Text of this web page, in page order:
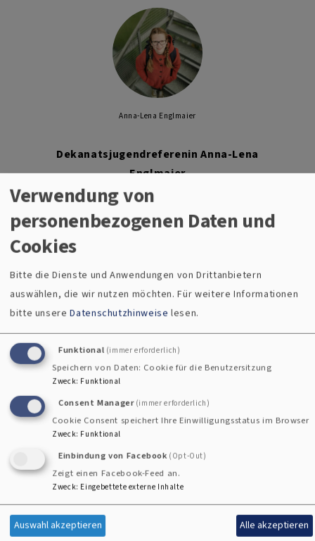
Anna-Lena Englmaier
Dekanatsjugendreferenin Anna-Lena
Englmaier
Evang. Jugendwerk Hof
95028 Hof
anna-lena.englmaier@elkb.de
Termine der EJ in der Region Petrol
Verwendung von
personenbezogenen Daten und
Cookies
Bitte die Dienste und Anwendungen von Drittanbietern
auswählen, die wir nutzen möchten.Für weitere Informationen
bitte unsereDatenschutzhinweise lesen.
Funktional (immer erforderlich)
Speichern von Daten: Cookie für die Benutzersitzung
Zweck: Funktional
Consent Manager (immer erforderlich)
Cookie Consent speichert Ihre Einwilligungsstatus im Browser
Zweck: Funktional
Einbindung von Facebook (Opt-Out)
Zeigt einen Facebook-Feed an.
Zweck: Eingebettete externe Inhalte
Auswahl akzeptieren Alle akzeptieren